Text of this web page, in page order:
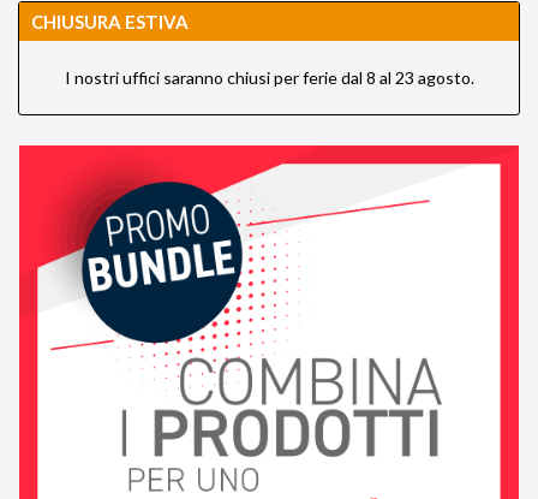
CHIUSURA ESTIVA
I nostri uffici saranno chiusi per ferie dal 8 al 23 agosto.